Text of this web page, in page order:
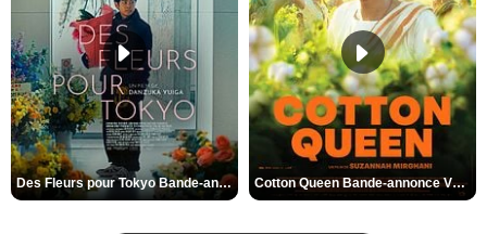
Des Fleurs pour Tokyo Bande-annonce VO STFR Cotton Queen Bande-annonce VO STFR